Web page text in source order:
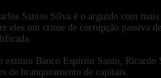
Santos Silva é o arguido com
eles um crime de corrupção passiva
Banco Espírito Santo, Ricardo
de branqueamento de capitais.